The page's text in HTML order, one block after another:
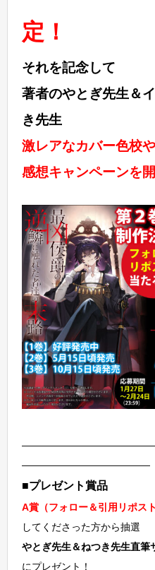
定！
それを記念して
著者のやとぎ先生＆
き先生
激レアなカバー色校や
感想キャンペーンを開
―――――――――――――
■プレゼント賞品
A賞（フォロー＆引用リポスト
してくださった方から抽選
やとぎ先生＆ねつき先生直筆
にプレゼント！